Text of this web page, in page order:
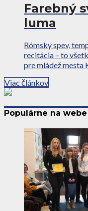
Farebný
luma
Rómsky spev,
recitácia – to
pre mládež mesta
Viac článkov
Populárne na webe